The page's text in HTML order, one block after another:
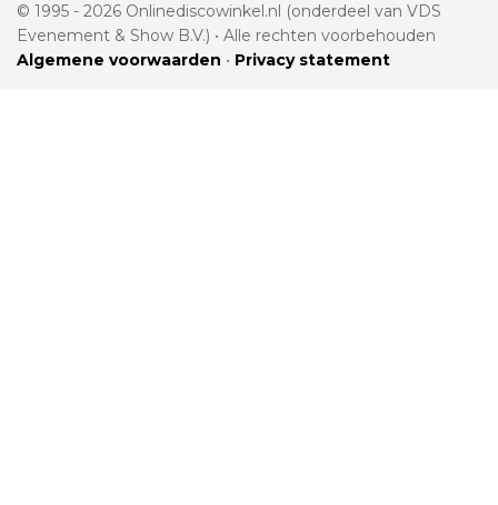
© 1995 - 2026 Onlinediscowinkel.nl (onderdeel van VDS
Evenement & Show B.V.) • Alle rechten voorbehouden
Algemene voorwaarden • Privacy statement